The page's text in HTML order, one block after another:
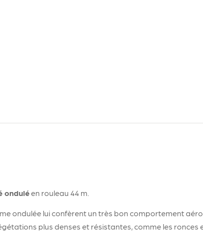
onduléen rouleau 44 m.
ondulée lui confèrent un très bon comportement
plus denses et résistantes, comme les ronces